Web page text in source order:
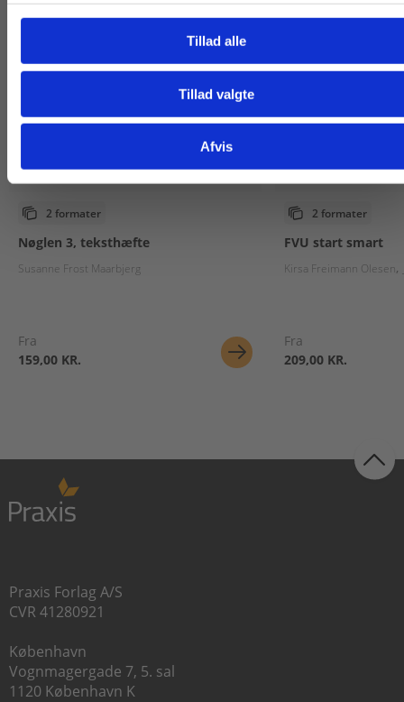
Tillad alle
Tillad valgte
Afvis
2 formater
Nøglen 3, teksthæfte
Susanne Frost Maarbjerg
Fra
159,00 KR.
2 formater
FVU start smart
Kirsa Freimann Olesen
Fra
209,00 KR.
Praxis Forlag A/S
CVR 41280921
København
Vognmagergade 7, 5. sal
1120 København K
Gå til praxisOnline